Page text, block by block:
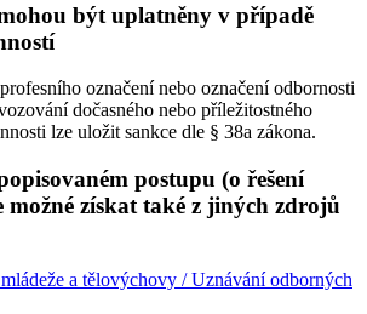
být uplatněny v případě
označení nebo označení odbornosti
dočasného nebo příležitostného
lze uložit sankce dle § 38a zákona.
postupu (o řešení
možné získat také z jiných zdrojů
a tělovýchovy / Uznávání odborných